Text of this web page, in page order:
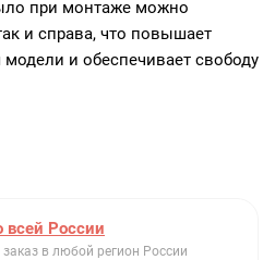
при монтаже можно
и справа, что повышает
и обеспечивает свободу
всей России
в любой регион России